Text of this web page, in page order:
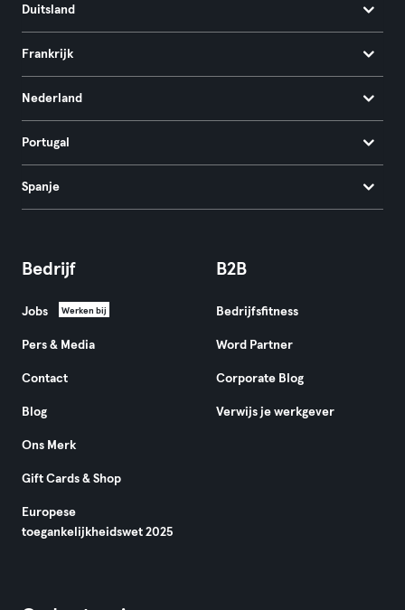
Duitsland
Frankrijk
Nederland
Portugal
Spanje
Bedrijf
Jobs Werken bij
Pers & Media
Contact
Blog
Ons Merk
Gift Cards & Shop
Europese
toegankelijkheidswet 2025
B2B
Bedrijfsfitness
Word Partner
Corporate Blog
Verwijs je werkgever